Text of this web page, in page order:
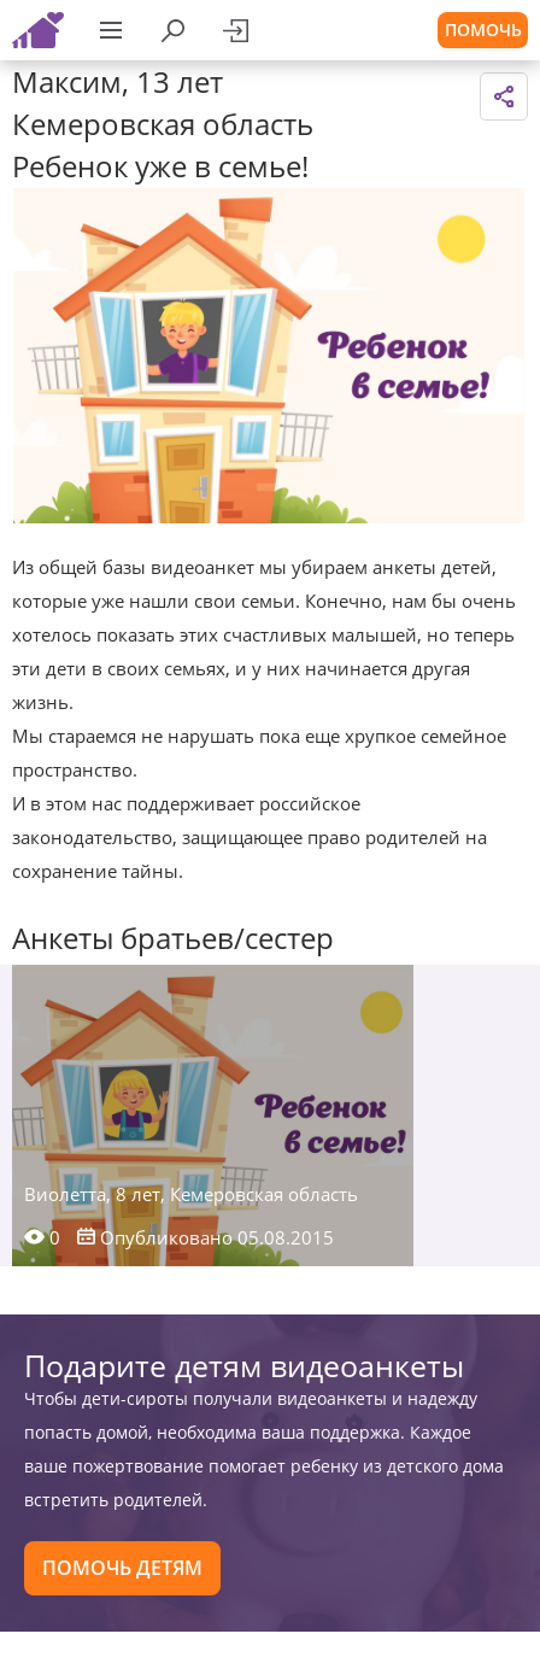
ПОМОЧЬ
Максим, 13 лет
Кемеровская область
Ребенок уже в семье!
Из общей базы видеоанкет мы убираем анкеты детей,
которые уже нашли свои семьи. Конечно, нам бы очень
хотелось показать этих счастливых малышей, но теперь
эти дети в своих семьях, и у них начинается другая
жизнь.
Мы стараемся не нарушать пока еще хрупкое семейное
пространство.
И в этом нас поддерживает российское
законодательство, защищающее право родителей на
сохранение тайны.
Анкеты братьев/сестер
Виолетта, 8 лет, Кемеровская область
0
Опубликовано 05.08.2015
Подарите детям видеоанкеты
Чтобы дети-сироты получали видеоанкеты и надежду
попасть домой, необходима ваша поддержка. Каждое
ваше пожертвование помогает ребенку из детского дома
встретить родителей.
ПОМОЧЬ ДЕТЯМ